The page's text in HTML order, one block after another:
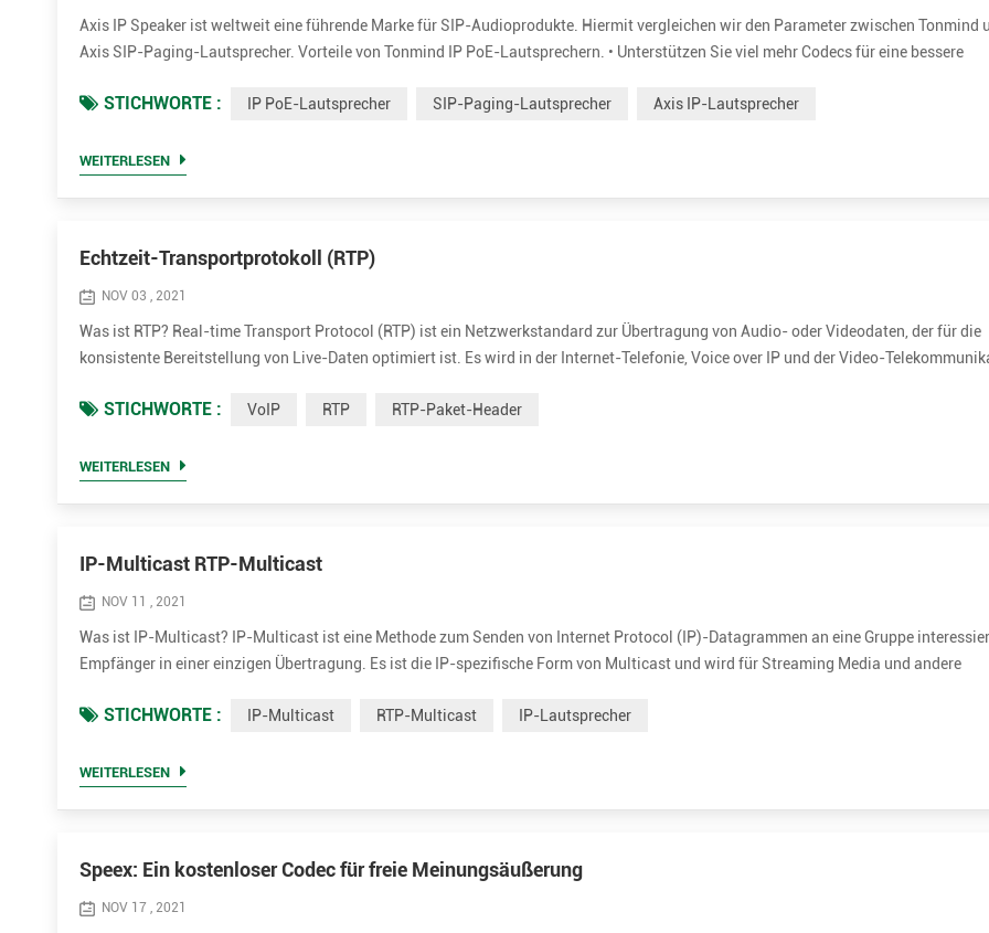
Axis IP Speaker ist weltweit eine führende Marke für SIP-Audioprodukte. Hiermit vergleichen wir den Parameter zwischen Tonmind
Axis SIP-Paging-Lautsprecher. Vorteile von Tonmind IP PoE-Lautsprechern. • Unterstützen Sie viel mehr Codecs für eine bessere
30W optional...
STICHWORTE : IP PoE-Lautsprecher SIP-Paging-Lautsprecher Axis IP-Lautsprecher
WEITERLESEN
Echtzeit-Transportprotokoll (RTP)
NOV 03 , 2021
Was ist RTP? Real-time Transport Protocol (RTP) ist ein Netzwerkstandard zur Übertragung von Audio- oder Videodaten, der für die
konsistente Bereitstellung von Live-Daten optimiert ist. Es wird in der Internet-Telefonie, Voice over IP und der Video-
normalerwei...
STICHWORTE : VoIP RTP RTP-Paket-Header
WEITERLESEN
IP-Multicast RTP-Multicast
NOV 11 , 2021
Was ist IP-Multicast? IP-Multicast ist eine Methode zum Senden von Internet Protocol (IP)-Datagrammen an eine Gruppe
Empfänger in einer einzigen Übertragung. Es ist die IP-spezifische Form von Multicast und wird für Streaming Media und andere
Technik für di...
STICHWORTE : IP-Multicast RTP-Multicast IP-Lautsprecher
WEITERLESEN
Speex: Ein kostenloser Codec für freie Meinungsäußerung
NOV 17 , 2021